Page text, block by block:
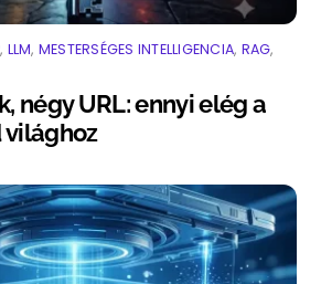
, LLM, MESTERSÉGES INTELLIGENCIA, RAG,
négy URL: ennyi elég a
világhoz